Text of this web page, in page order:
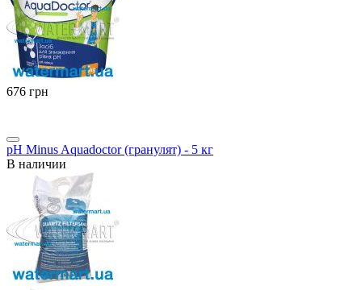
‍676‍ грн
pH Minus Aquadoctor (гранулят) - 5 кг
В наличии